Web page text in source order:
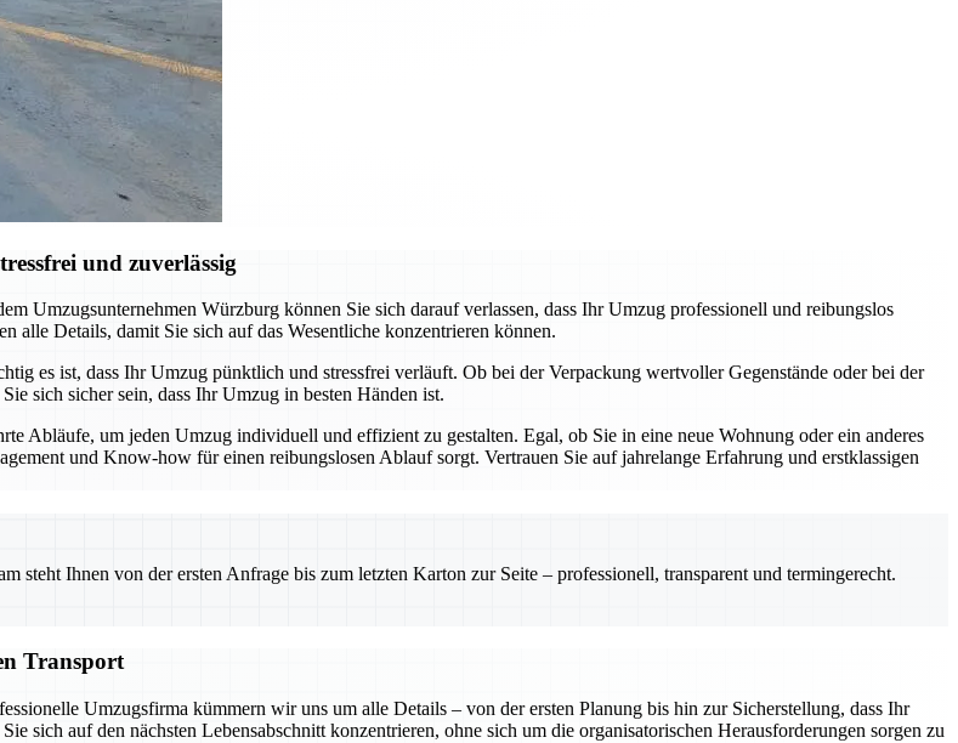
und zuverlässig
Umzugsunternehmen Würzburg können Sie sich darauf verlassen, dass Ihr Umzug professionell und reibungslos
alle Details, damit Sie sich auf das Wesentliche konzentrieren können.
es ist, dass Ihr Umzug pünktlich und stressfrei verläuft. Ob bei der Verpackung wertvoller Gegenstände oder bei der
sich sicher sein, dass Ihr Umzug in besten Händen ist.
Abläufe, um jeden Umzug individuell und effizient zu gestalten. Egal, ob Sie in eine neue Wohnung oder ein anderes
und Know-how für einen reibungslosen Ablauf sorgt. Vertrauen Sie auf jahrelange Erfahrung und erstklassigen
steht Ihnen von der ersten Anfrage bis zum letzten Karton zur Seite – professionell, transparent und termingerecht.
Transport
Umzugsfirma kümmern wir uns um alle Details – von der ersten Planung bis hin zur Sicherstellung, dass Ihr
sich auf den nächsten Lebensabschnitt konzentrieren, ohne sich um die organisatorischen Herausforderungen sorgen zu